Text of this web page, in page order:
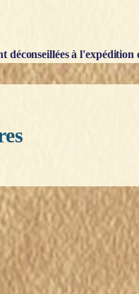
déconseillées à